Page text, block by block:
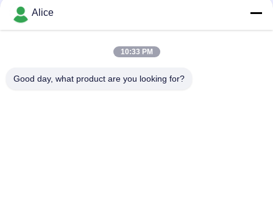
Adres
Alice
10:33 PM
Good day, what product are you looking for?